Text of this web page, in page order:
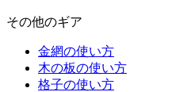
その他のギア
金網の使い方
木の板の使い方
格子の使い方